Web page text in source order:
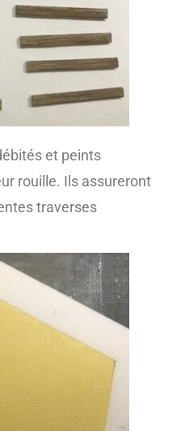
et peints
rouille. Ils assureront
traverses